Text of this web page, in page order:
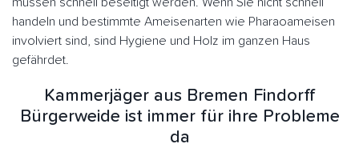
müssen schnell beseitigt werden. Wenn Sie nicht schnell
handeln und bestimmte Ameisenarten wie Pharaoameisen
involviert sind, sind Hygiene und Holz im ganzen Haus
gefährdet.
Kammerjäger aus Bremen Findorff
Bürgerweide ist immer für ihre Probleme
da